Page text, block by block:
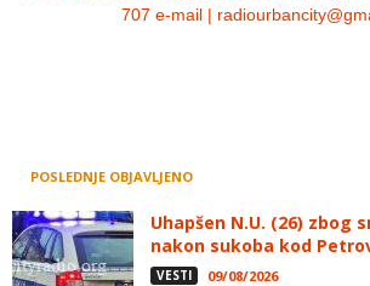
707 e-mail |
POSLEDNJE OBJAVLJENO
Uhapšen N.U. (26) zbog
nakon sukoba kod
VESTI 09/08/2026